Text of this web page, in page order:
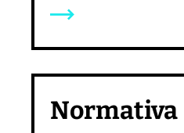
Normativa